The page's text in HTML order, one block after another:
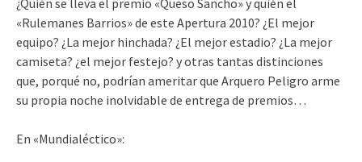
¿Quién se lleva el premio «Queso Sancho» y quién el
«Rulemanes Barrios» de este Apertura 2010? ¿El mejor
equipo? ¿La mejor hinchada? ¿El mejor estadio? ¿La mejor
camiseta? ¿el mejor festejo? y otras tantas distinciones
que, porqué no, podrían ameritar que Arquero Peligro arme
su propia noche inolvidable de entrega de premios…
En «Mundialéctico»: